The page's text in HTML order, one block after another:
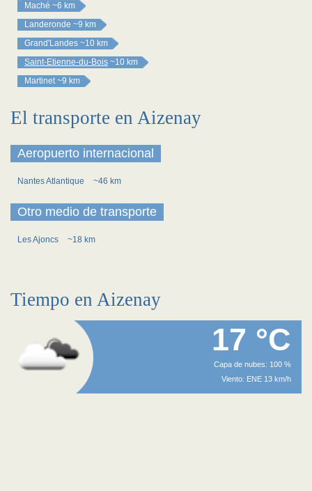
Maché ~6 km
Landeronde ~9 km
Grand'Landes ~10 km
Saint-Etienne-du-Bois ~10 km
Martinet ~9 km
El transporte en Aizenay
Aeropuerto internacional
Nantes Atlantique ~46 km
Otro medio de transporte
Les Ajoncs ~18 km
Tiempo en Aizenay
17 °C
Capa de nubes: 100 %
Viento: ENE 13 km/h